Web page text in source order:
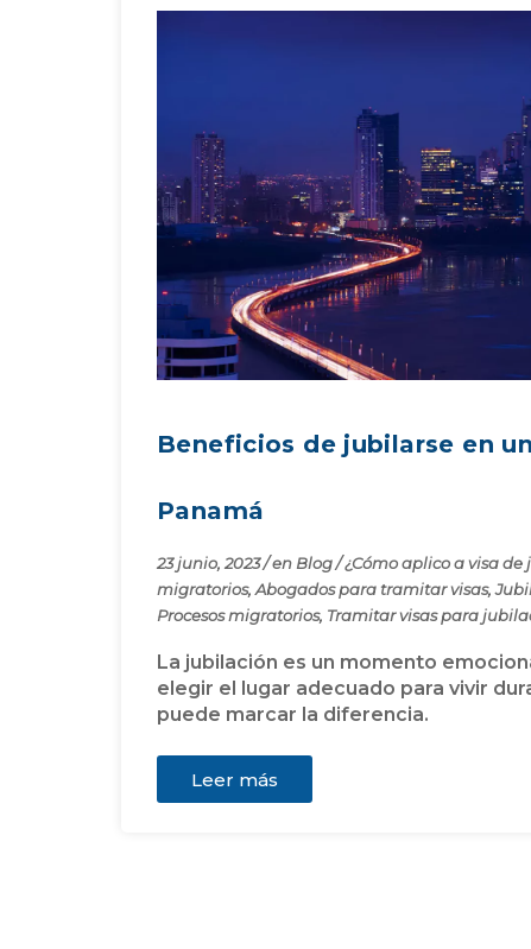
Beneficios de jubilarse en
Panamá
23 junio, 2023/en Blog/¿Cómo aplico a visa de
migratorios, Abogados para tramitar visas,
Procesos migratorios, Tramitar visas para
La jubilación es un momento
elegir el lugar adecuado para vivir
puede marcar la diferencia.
Leer más